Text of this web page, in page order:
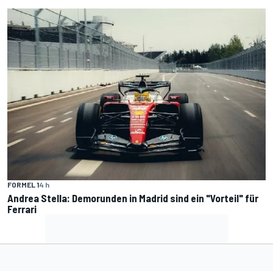
FORMEL 14 h
Andrea Stella: Demorunden in Madrid sind ein "Vorteil" für
Ferrari